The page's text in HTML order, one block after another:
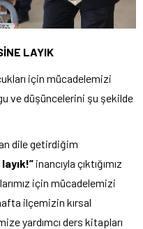
LAYIK
için mücadelemizi
ve düşüncelerini şu şekilde
dile getirdiğim
inancıyla çıktığımız
için mücadelemizi
ilçemizin kırsal
yardımcı ders kitapları